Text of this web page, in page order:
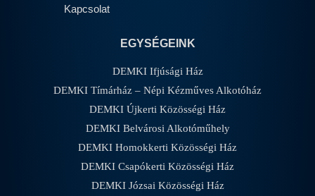
Kapcsolat
EGYSÉGEINK
DEMKI Ifjúsági Ház
DEMKI Tímárház – Népi Kézműves Alkotóház
DEMKI Újkerti Közösségi Ház
DEMKI Belvárosi Alkotóműhely
DEMKI Homokkerti Közösségi Ház
DEMKI Csapókerti Közösségi Ház
DEMKI Józsai Közösségi Ház